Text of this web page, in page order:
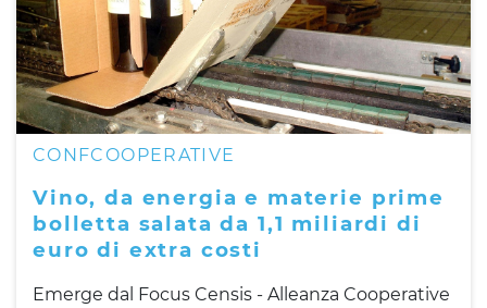
CONFCOOPERATIVE
Vino, da energia e materie prime
bolletta salata da 1,1 miliardi di
euro di extra costi
Emerge dal Focus Censis - Alleanza Cooperative